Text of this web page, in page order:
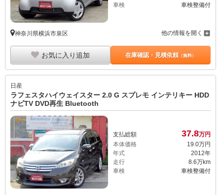
車検
車検整備付
神奈川県横浜市泉区 他の情報を開く
お気に入り追加 在庫確認・見積依頼（無料）
日産
ラフェスタハイウェイスター 2.0 G スプレモ インテリキー HDD
ナビTV DVD再生 Bluetooth
支払総額 37.8万円
本体価格
19.0万円
年式
2012年
走行
8.6万km
車検
車検整備付